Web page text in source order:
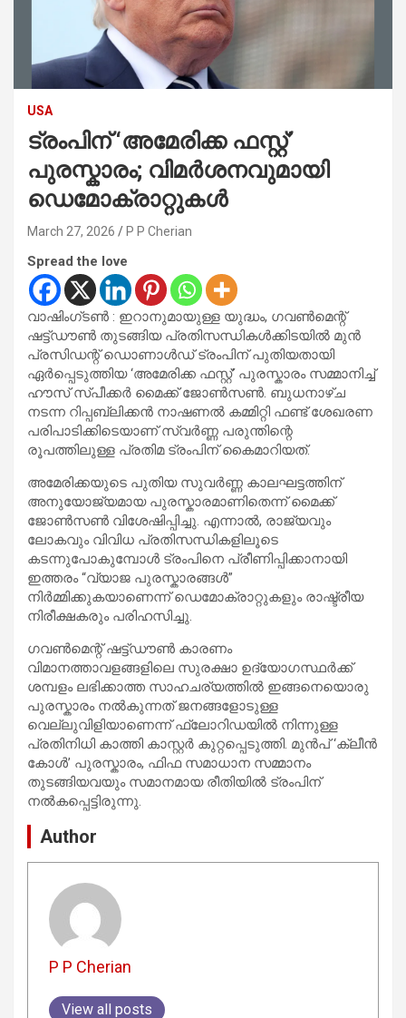
USA
ട്രംപിന് ‘അമേരിക്ക ഫസ്റ്റ്’
പുരസ്കാരം; വിമർശനവുമായി
ഡെമോക്രാറ്റുകൾ
March 27, 2026 P P Cherian
Spread the love
വാഷിംഗ്ടൺ : ഇറാനുമായുള്ള യുദ്ധം, ഗവൺമെന്റ്
ഷട്ട്ഡൗൺ തുടങ്ങിയ പ്രതിസന്ധികൾക്കിടയിൽ മുൻ
പ്രസിഡന്റ് ഡൊണാൾഡ് ട്രംപിന് പുതിയതായി
ഏർപ്പെടുത്തിയ ‘അമേരിക്ക ഫസ്റ്റ്’ പുരസ്കാരം സമ്മാനിച്ച്
ഹൗസ് സ്പീക്കർ മൈക്ക് ജോൺസൺ. ബുധനാഴ്ച
നടന്ന റിപ്പബ്ലിക്കൻ നാഷണൽ കമ്മിറ്റി ഫണ്ട് ശേഖരണ
പരിപാടിക്കിടെയാണ് സ്വർണ്ണ പരുന്തിന്റെ
രൂപത്തിലുള്ള പ്രതിമ ട്രംപിന് കൈമാറിയത്.
അമേരിക്കയുടെ പുതിയ സുവർണ്ണ കാലഘട്ടത്തിന്
അനുയോജ്യമായ പുരസ്കാരമാണിതെന്ന് മൈക്ക്
ജോൺസൺ വിശേഷിപ്പിച്ചു. എന്നാൽ, രാജ്യവും
ലോകവും വിവിധ പ്രതിസന്ധികളിലൂടെ
കടന്നുപോകുമ്പോൾ ട്രംപിനെ പ്രീണിപ്പിക്കാനായി
ഇത്തരം “വ്യാജ പുരസ്കാരങ്ങൾ”
നിർമ്മിക്കുകയാണെന്ന് ഡെമോക്രാറ്റുകളും രാഷ്ട്രീയ
നിരീക്ഷകരും പരിഹസിച്ചു.
ഗവൺമെന്റ് ഷട്ട്ഡൗൺ കാരണം
വിമാനത്താവളങ്ങളിലെ സുരക്ഷാ ഉദ്യോഗസ്ഥർക്ക്
ശമ്പളം ലഭിക്കാത്ത സാഹചര്യത്തിൽ ഇങ്ങനെയൊരു
പുരസ്കാരം നൽകുന്നത് ജനങ്ങളോടുള്ള
വെല്ലുവിളിയാണെന്ന് ഫ്ലോറിഡയിൽ നിന്നുള്ള
പ്രതിനിധി കാത്തി കാസ്റ്റർ കുറ്റപ്പെടുത്തി. മുൻപ് ‘ക്ലീൻ
കോൾ’ പുരസ്കാരം, ഫിഫ സമാധാന സമ്മാനം
തുടങ്ങിയവയും സമാനമായ രീതിയിൽ ട്രംപിന്
നൽകപ്പെട്ടിരുന്നു.
Author
P P Cherian
View all posts